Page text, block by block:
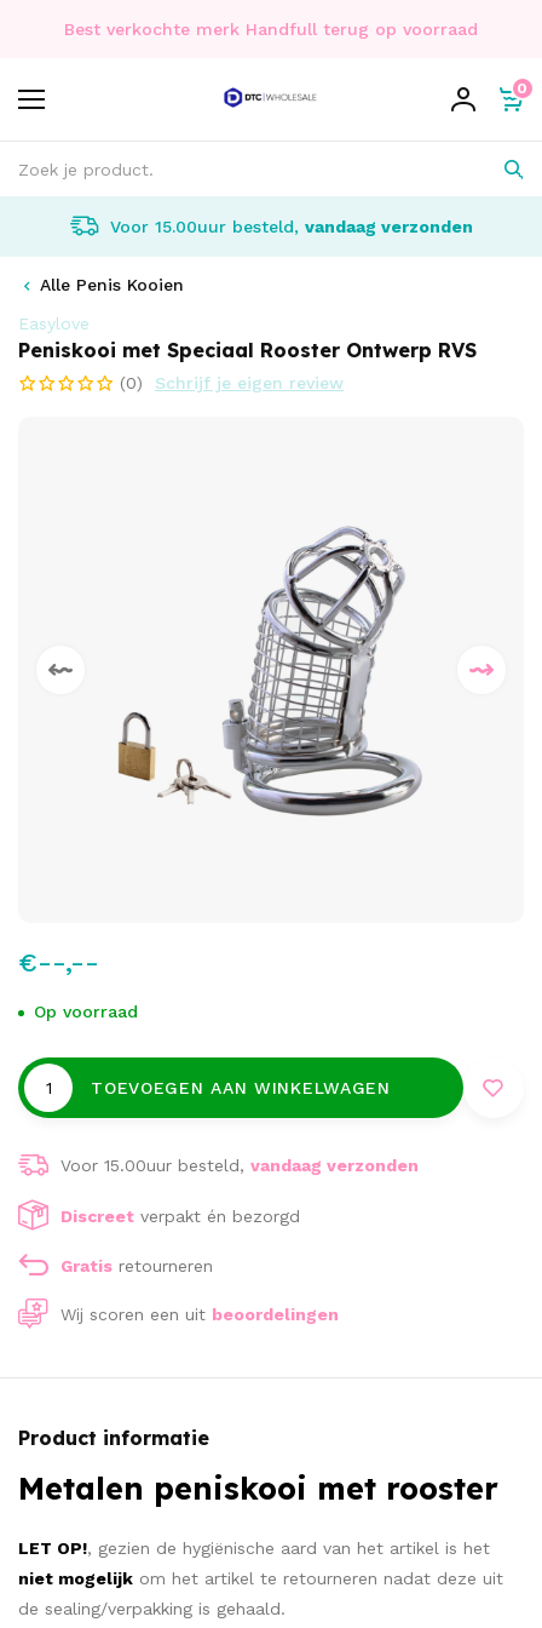
Best verkochte merk Handfull terug op voorraad
0
Voor 15.00uur besteld, vandaag verzonden
Alle Penis Kooien
Easylove
Peniskooi met Speciaal Rooster Ontwerp RVS
(0) Schrijf je eigen review
€--,--
Op voorraad
TOEVOEGEN AAN WINKELWAGEN
Voor 15.00uur besteld, vandaag verzonden
Discreet verpakt én bezorgd
Gratis retourneren
Wij scoren een uit beoordelingen
Product informatie
Metalen peniskooi met rooster
LET OP!, gezien de hygiënische aard van het artikel is het
niet mogelijkom het artikel te retourneren nadat deze uit
de sealing/verpakking is gehaald.